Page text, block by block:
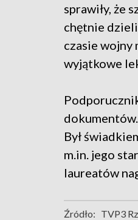
sprawiły, że
chętnie dzieli
czasie wojny
wyjątkowe
Był
m.in. jego
laureatów
Źródło: TVP3